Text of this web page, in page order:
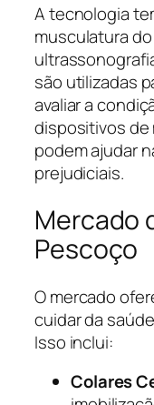
A tecnologia
musculatura
são utilizadas
avaliar a
dispositivos
podem ajudar
prejudiciais.
Mercado
Pescoço
O mercado
cuidar da
Isso inclui:
Colares